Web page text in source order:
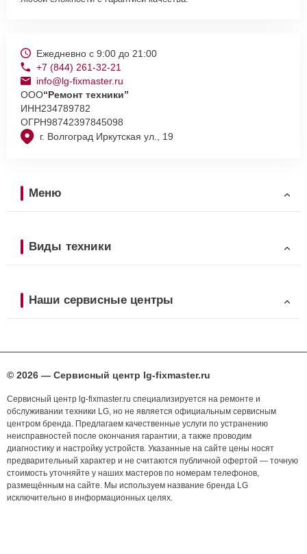
г. Волгоград Иркутская ул., 19
Ежедневно с 9:00 до 21:00
+7 (844) 261-32-21
info@lg-fixmaster.ru
ООО“Ремонт техники”
ИНН234789782
ОГРН98742397845098
Меню
Виды техники
Наши сервисные центры
© 2026 — Сервисный центр lg-fixmaster.ru
Сервисный центр lg-fixmaster.ru специализируется на ремонте и
обслуживании техники LG, но не является официальным сервисным
центром бренда. Предлагаем качественные услуги по устранению
неисправностей после окончания гарантии, а также проводим
диагностику и настройку устройств. Указанные на сайте цены носят
предварительный характер и не считаются публичной офертой — точную
стоимость уточняйте у наших мастеров по номерам телефонов,
размещённым на сайте. Мы используем название бренда LG
исключительно в информационных целях.